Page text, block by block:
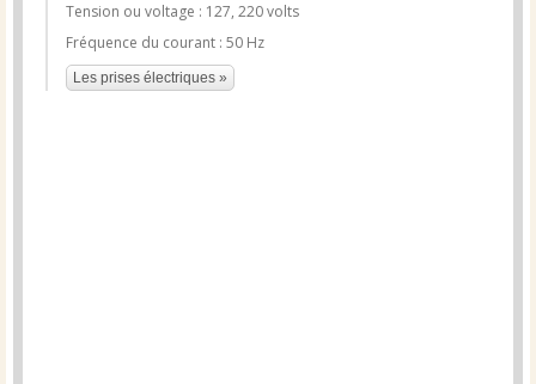
Tension ou voltage : 127, 220 volts
Fréquence du courant : 50 Hz
Les prises électriques »